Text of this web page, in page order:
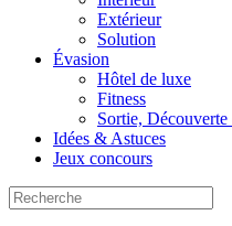
Extérieur
Solution
Évasion
Hôtel de luxe
Fitness
Sortie, Découverte
Idées & Astuces
Jeux concours